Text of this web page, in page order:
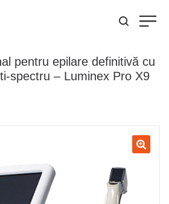
pentru epilare definitivă cu
spectru – Luminex Pro X9